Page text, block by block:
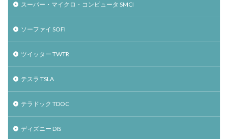
スーパー・マイクロ・コンピュータ SMCI
ソーファイ SOFI
ツイッター TWTR
テスラ TSLA
テラドック TDOC
ディズニー DIS